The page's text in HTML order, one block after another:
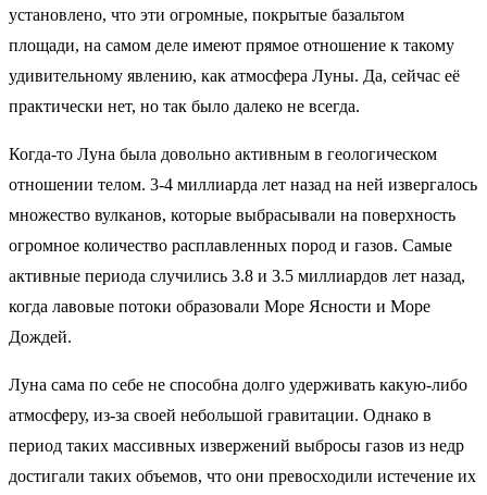
установлено, что эти огромные, покрытые базальтом
площади, на самом деле имеют прямое отношение к такому
удивительному явлению, как атмосфера Луны. Да, сейчас её
практически нет, но так было далеко не всегда.
Когда-то Луна была довольно активным в геологическом
отношении телом. 3-4 миллиарда лет назад на ней извергалось
множество вулканов, которые выбрасывали на поверхность
огромное количество расплавленных пород и газов. Самые
активные периода случились 3.8 и 3.5 миллиардов лет назад,
когда лавовые потоки образовали Море Ясности и Море
Дождей.
Луна сама по себе не способна долго удерживать какую-либо
атмосферу, из-за своей небольшой гравитации. Однако в
период таких массивных извержений выбросы газов из недр
достигали таких объемов, что они превосходили истечение их